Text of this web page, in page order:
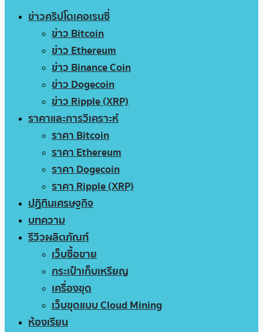
ข่าวคริปโตเคอเรนซี่
ข่าว Bitcoin
ข่าว Ethereum
ข่าว Binance Coin
ข่าว Dogecoin
ข่าว Ripple (XRP)
ราคาและการวิเคราะห์
ราคา Bitcoin
ราคา Ethereum
ราคา Dogecoin
ราคา Ripple (XRP)
ปฏิทินเศรษฐกิจ
บทความ
รีวิวผลิตภัณฑ์
เว็บซื้อขาย
กระเป๋าเก็บเหรียญ
เครื่องขุด
เว็บขุดแบบ Cloud Mining
ห้องเรียน